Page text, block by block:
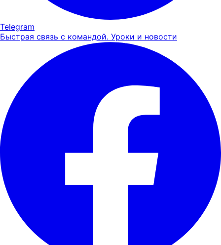
Telegram
Быстрая связь с командой. Уроки и новости